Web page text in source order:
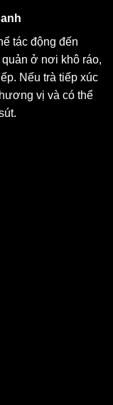
tác động đến
ở nơi khô ráo,
Nếu trà tiếp xúc
vị và có thể